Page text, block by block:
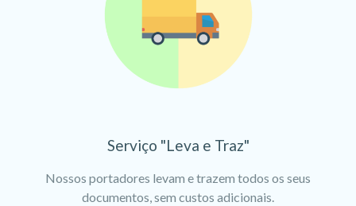
Serviço "Leva e Traz"
Nossos portadores levam e trazem todos os seus
documentos, sem custos adicionais.